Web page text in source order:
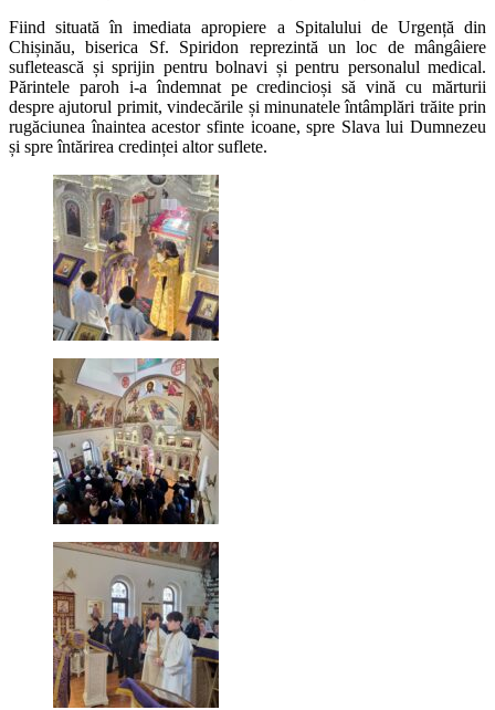
Fiind situată în imediata apropiere a Spitalului de Urgență din
Chișinău, biserica Sf. Spiridon reprezintă un loc de mângâiere
sufletească și sprijin pentru bolnavi și pentru personalul medical.
Părintele paroh i-a îndemnat pe credincioși să vină cu mărturii
despre ajutorul primit, vindecările și minunatele întâmplări trăite prin
rugăciunea înaintea acestor sfinte icoane, spre Slava lui Dumnezeu
și spre întărirea credinței altor suflete.